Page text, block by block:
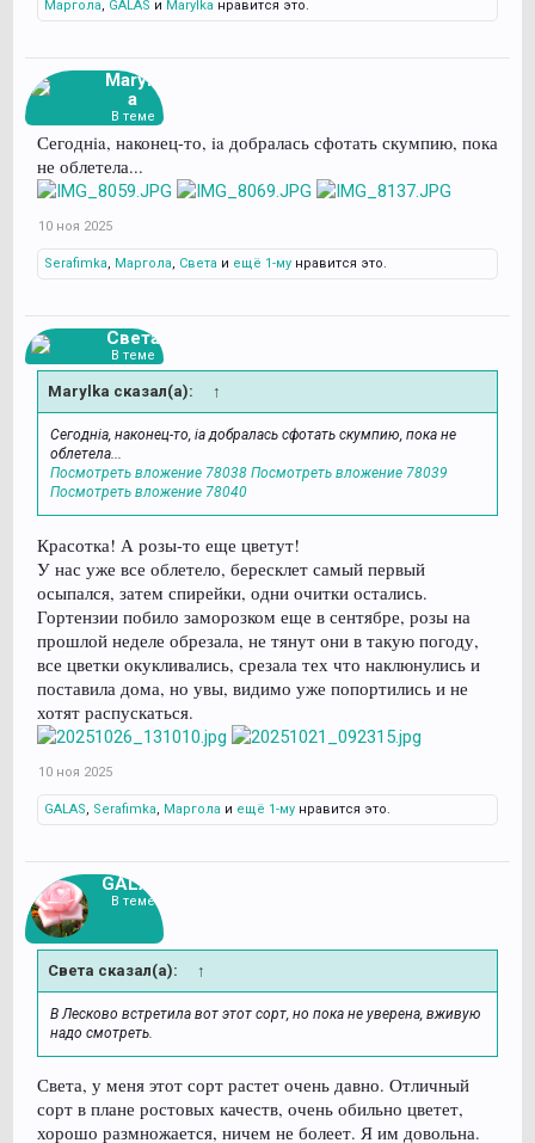
Маргола, GALAS и Marylka нравится это.
Marylk
a
В теме
Сегоднia, наконец-то, ia добралась сфотать скумпию, пока
не облетела...
10 ноя 2025
Serafimka, Маргола, Света и ещё 1-му нравится это.
Света
В теме
Marylka сказал(а): ↑
Сегоднia, наконец-то, ia добралась сфотать скумпию, пока не
облетела...
Посмотреть вложение 78038 Посмотреть вложение 78039
Посмотреть вложение 78040
Красотка! А розы-то еще цветут!
У нас уже все облетело, бересклет самый первый
осыпался, затем спирейки, одни очитки остались.
Гортензии побило заморозком еще в сентябре, розы на
прошлой неделе обрезала, не тянут они в такую погоду,
все цветки окукливались, срезала тех что наклюнулись и
поставила дома, но увы, видимо уже попортились и не
хотят распускаться.
10 ноя 2025
GALAS, Serafimka, Маргола и ещё 1-му нравится это.
GALAS
В теме
Света сказал(а): ↑
В Лесково встретила вот этот сорт, но пока не уверена, вживую
надо смотреть.
Света, у меня этот сорт растет очень давно. Отличный
сорт в плане ростовых качеств, очень обильно цветет,
хорошо размножается, ничем не болеет. Я им довольна.